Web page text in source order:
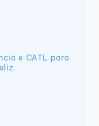
e CATL para